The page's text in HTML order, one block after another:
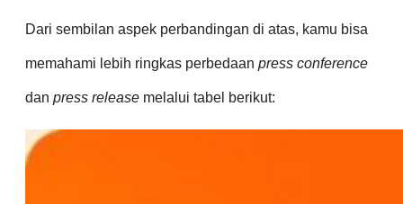
Dari sembilan aspek perbandingan di atas, kamu bisa
memahami lebih ringkas perbedaan press conference
dan press release melalui tabel berikut: